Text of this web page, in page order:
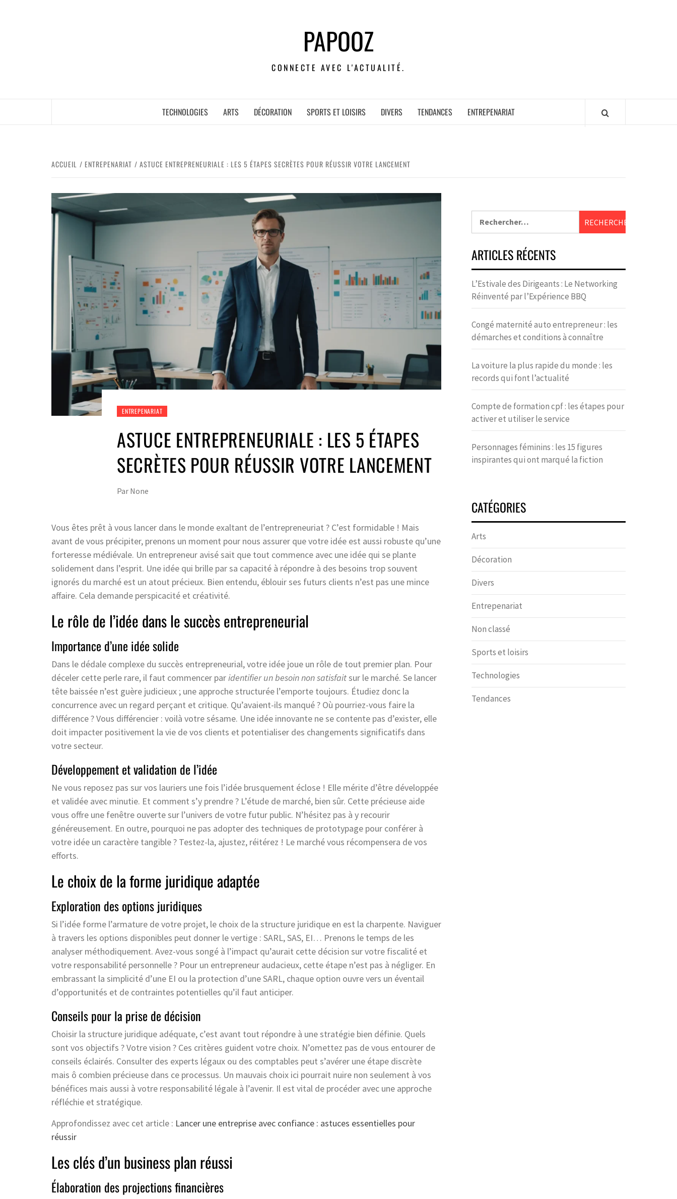
PAPOOZ
CONNECTE AVEC L'ACTUALITÉ.
TECHNOLOGIES ARTS DÉCORATION SPORTS ET LOISIRS DIVERS TENDANCES ENTREPENARIAT
ACCUEIL ENTREPENARIAT ASTUCE ENTREPRENEURIALE : LES 5 ÉTAPES SECRÈTES POUR RÉUSSIR VOTRE LANCEMENT
ENTREPENARIAT
ASTUCE ENTREPRENEURIALE : LES 5 ÉTAPES
SECRÈTES POUR RÉUSSIR VOTRE LANCEMENT
Par None
Vous êtes prêt à vous lancer dans le monde exaltant de l’entrepreneuriat ? C’est formidable ! Mais
avant de vous précipiter, prenons un moment pour nous assurer que votre idée est aussi robuste qu’une
forteresse médiévale. Un entrepreneur avisé sait que tout commence avec une idée qui se plante
solidement dans l’esprit. Une idée qui brille par sa capacité à répondre à des besoins trop souvent
ignorés du marché est un atout précieux. Bien entendu, éblouir ses futurs clients n’est pas une mince
affaire. Cela demande perspicacité et créativité.
Le rôle de l’idée dans le succès entrepreneurial
Importance d’une idée solide
Dans le dédale complexe du succès entrepreneurial, votre idée joue un rôle de tout premier plan. Pour
déceler cette perle rare, il faut commencer paridentifier un besoin non satisfaitsur le marché. Se lancer
tête baissée n’est guère judicieux ; une approche structurée l’emporte toujours. Étudiez donc la
concurrence avec un regard perçant et critique. Qu’avaient-ils manqué ? Où pourriez-vous faire la
différence ? Vous différencier : voilà votre sésame. Une idée innovante ne se contente pas d’exister, elle
doit impacter positivement la vie de vos clients et potentialiser des changements significatifs dans
votre secteur.
Développement et validation de l’idée
Ne vous reposez pas sur vos lauriers une fois l’idée brusquement éclose ! Elle mérite d’être développée
et validée avec minutie. Et comment s’y prendre ? L’étude de marché, bien sûr. Cette précieuse aide
vous offre une fenêtre ouverte sur l’univers de votre futur public. N’hésitez pas à y recourir
généreusement. En outre, pourquoi ne pas adopter des techniques de prototypage pour conférer à
votre idée un caractère tangible ? Testez-la, ajustez, réitérez ! Le marché vous récompensera de vos
efforts.
Le choix de la forme juridique adaptée
Exploration des options juridiques
Si l’idée forme l’armature de votre projet, le choix de la structure juridique en est la charpente. Naviguer
à travers les options disponibles peut donner le vertige : SARL, SAS, EI… Prenons le temps de les
analyser méthodiquement. Avez-vous songé à l’impact qu’aurait cette décision sur votre fiscalité et
votre responsabilité personnelle ? Pour un entrepreneur audacieux, cette étape n’est pas à négliger. En
embrassant la simplicité d’une EI ou la protection d’une SARL, chaque option ouvre vers un éventail
d’opportunités et de contraintes potentielles qu’il faut anticiper.
Conseils pour la prise de décision
Choisir la structure juridique adéquate, c’est avant tout répondre à une stratégie bien définie. Quels
sont vos objectifs ? Votre vision ? Ces critères guident votre choix. N’omettez pas de vous entourer de
conseils éclairés. Consulter des experts légaux ou des comptables peut s’avérer une étape discrète
mais ô combien précieuse dans ce processus. Un mauvais choix ici pourrait nuire non seulement à vos
bénéfices mais aussi à votre responsabilité légale à l’avenir. Il est vital de procéder avec une approche
réfléchie et stratégique.
Approfondissez avec cet article : Lancer une entreprise avec confiance : astuces essentielles pour
réussir
Les clés d’un business plan réussi
Élaboration des projections financières
ARTICLES RÉCENTS
L’Estivale des Dirigeants : Le Networking
Réinventé par l’Expérience BBQ
Congé maternité auto entrepreneur : les
démarches et conditions à connaître
La voiture la plus rapide du monde : les
records qui font l’actualité
Compte de formation cpf : les étapes pour
activer et utiliser le service
Personnages féminins : les 15 figures
inspirantes qui ont marqué la fiction
CATÉGORIES
Arts
Décoration
Divers
Entrepenariat
Non classé
Sports et loisirs
Technologies
Tendances